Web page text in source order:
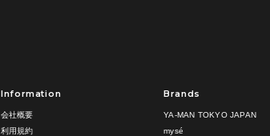
Information
会社概要
利用規約
Brands
YA-MAN TOKYO JAPAN
mysé